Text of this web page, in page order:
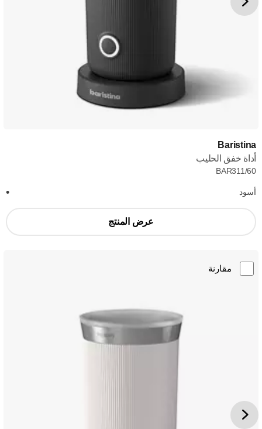
Baristina
أداة خفق الحليب
BAR311/60
أسود
عرض المنتج
مقارنة